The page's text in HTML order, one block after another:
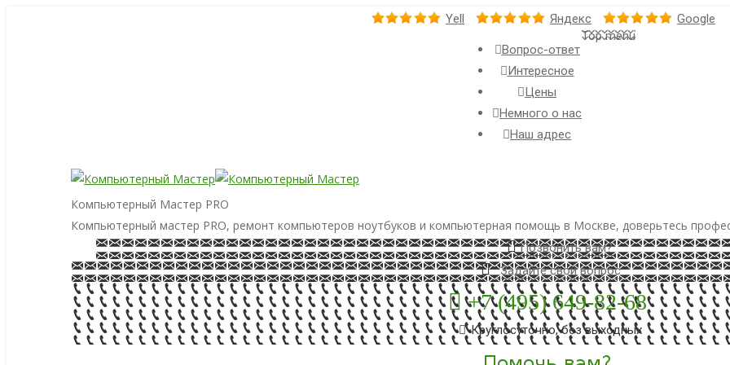
Yell Яндекс Google
Вопрос-ответ
Интересное
Цены
Немного о нас
Наш адрес
Top menu
Компьютерный Мастер PRO
Компьютерный мастер PRO, ремонт компьютеров ноутбуков и компьютерная помощь в Москве, доверьтесь
Позвонить вам?
Задайте свой вопрос
+7 (495) 649-82-68
Круглосуточно, без выходных